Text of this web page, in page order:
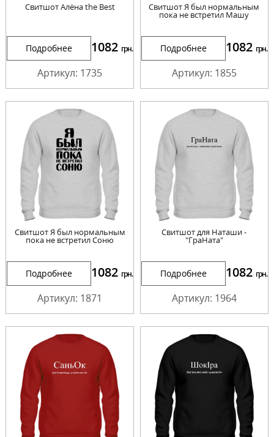
Свитшот Алёна the Best
Подробнее 1082 грн.
Артикул: 1735
Свитшот Я был нормальным
пока не встретил Машу
Подробнее 1082 грн.
Артикул: 1855
Свитшот Я был нормальным
пока не встретил Соню
Подробнее 1082 грн.
Артикул: 1871
Свитшот для Наташи -
"ГраНата"
Подробнее 1082 грн.
Артикул: 1964